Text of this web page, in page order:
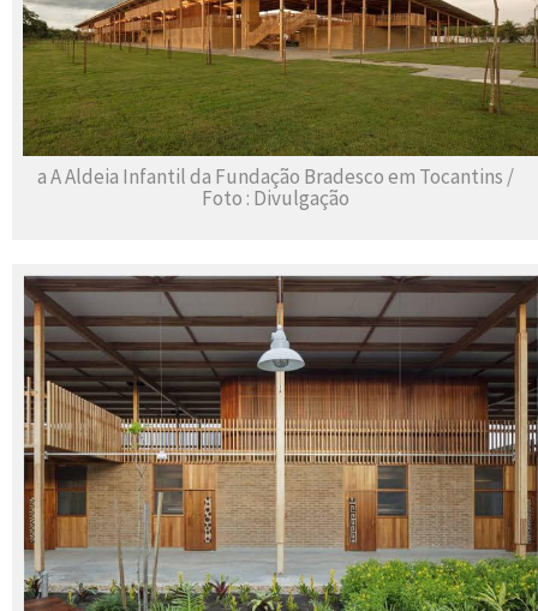
a A Aldeia Infantil da Fundação Bradesco em Tocantins /
Foto : Divulgação